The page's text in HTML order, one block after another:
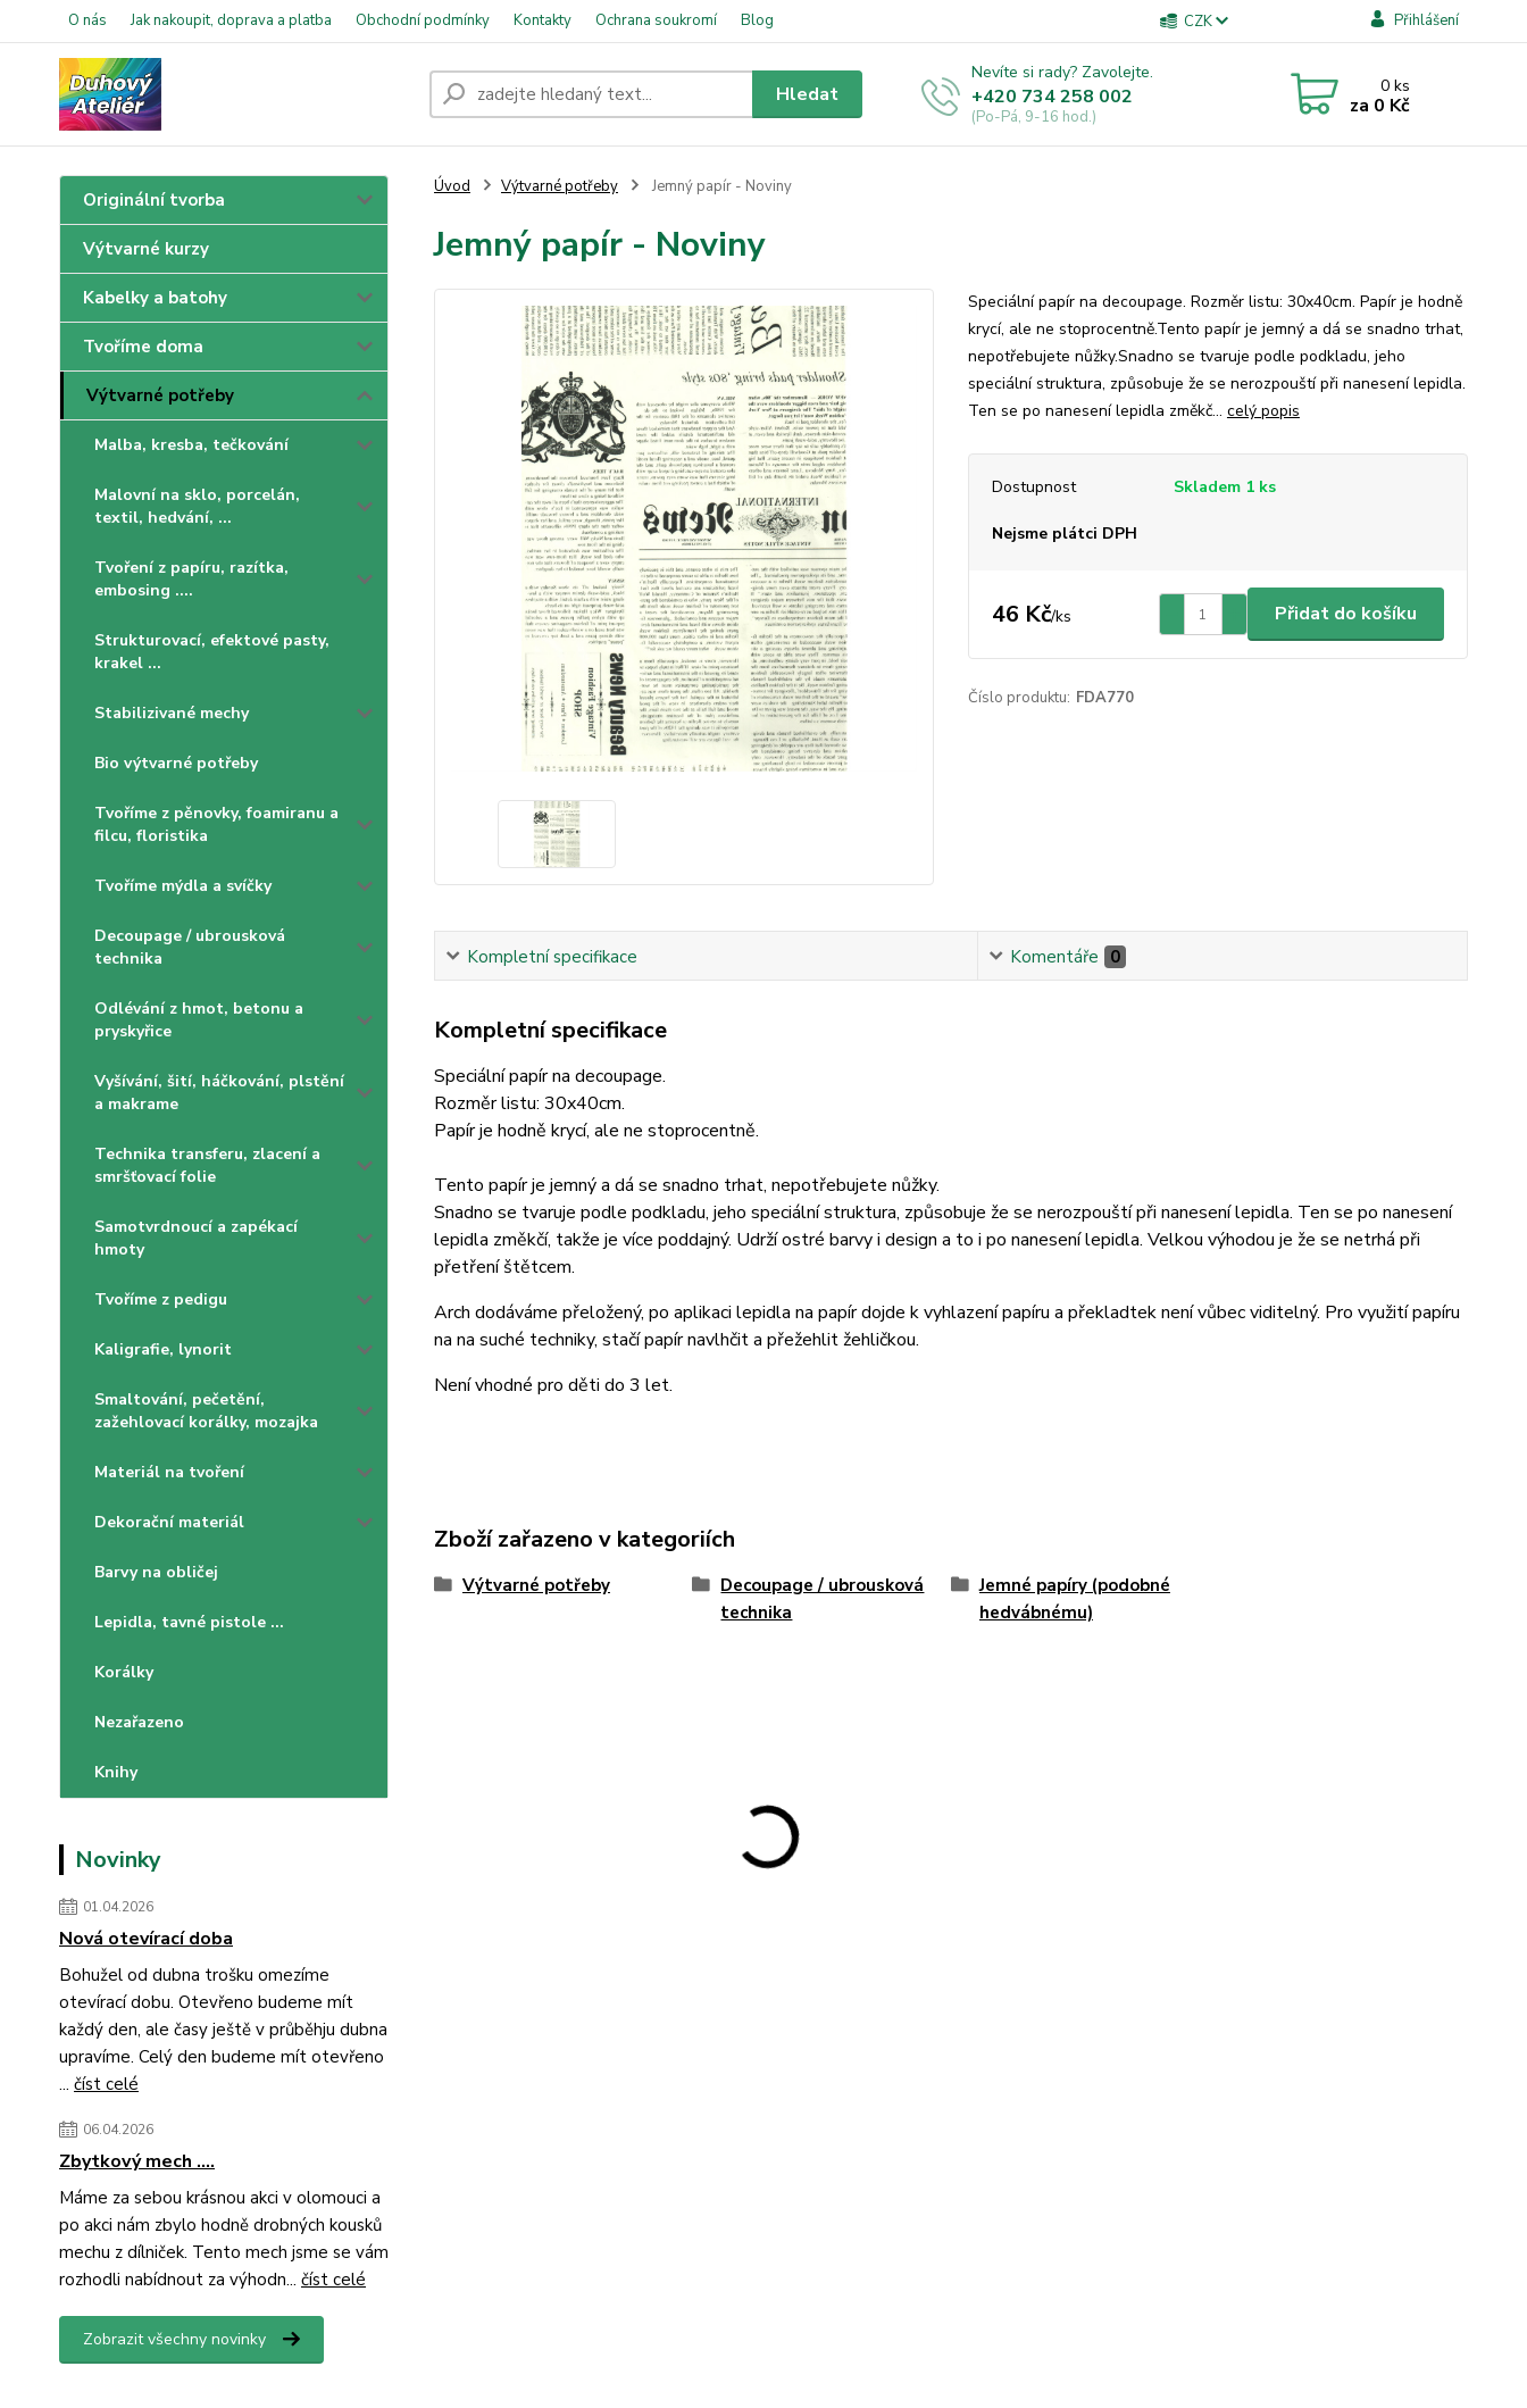
O nás Jak nakoupit, doprava a platba Obchodní podmínky Kontakty Ochrana soukromí Blog CZK Přihlášení
Hledat
Nevíte si rady? Zavolejte.
+420 734 258 002
(Po-Pá, 9-16 hod.)
0ks
za 0 Kč
Originální tvorba
Výtvarné kurzy
Kabelky a batohy
Tvoříme doma
Výtvarné potřeby
Malba, kresba, tečkování
Malovní na sklo, porcelán,
textil, hedvání, ...
Tvoření z papíru, razítka,
embosing ....
Strukturovací, efektové pasty,
krakel ...
Stabilizivané mechy
Bio výtvarné potřeby
Tvoříme z pěnovky, foamiranu a
filcu, floristika
Tvoříme mýdla a svíčky
Decoupage / ubrousková
technika
Odlévání z hmot, betonu a
pryskyřice
Vyšívání, šití, háčkování, plstění
a makrame
Technika transferu, zlacení a
smršťovací folie
Samotvrdnoucí a zapékací
hmoty
Tvoříme z pedigu
Kaligrafie, lynorit
Smaltování, pečetění,
zažehlovací korálky, mozajka
Materiál na tvoření
Dekorační materiál
Barvy na obličej
Lepidla, tavné pistole ...
Korálky
Nezařazeno
Knihy
Novinky
01.04.2026
Nová otevírací doba
Bohužel od dubna trošku omezíme
otevírací dobu. Otevřeno budeme mít
každý den, ale časy ještě v průběhju dubna
upravíme. Celý den budeme mít otevřeno
... číst celé
06.04.2026
Zbytkový mech ....
Máme za sebou krásnou akci v olomouci a
po akci nám zbylo hodně drobných kousků
mechu z dílniček. Tento mech jsme se vám
rozhodli nabídnout za výhodn... číst celé
Zobrazit všechny novinky
Úvod Výtvarné potřeby Jemný papír - Noviny
Jemný papír - Noviny
Speciální papír na decoupage. Rozměr listu: 30x40cm. Papír je hodně
krycí, ale ne stoprocentně.Tento papír je jemný a dá se snadno trhat,
nepotřebujete nůžky.Snadno se tvaruje podle podkladu, jeho
speciální struktura, způsobuje že se nerozpouští při nanesení lepidla.
Ten se po nanesení lepidla změkč... celý popis
Dostupnost Skladem 1 ks
Nejsme plátci DPH
46 Kč/ks Přidat do košíku
Číslo produktu: FDA770
Kompletní specifikace Komentáře 0
Kompletní specifikace
Speciální papír na decoupage.
Rozměr listu: 30x40cm.
Papír je hodně krycí, ale ne stoprocentně.
Tento papír je jemný a dá se snadno trhat, nepotřebujete nůžky.
Snadno se tvaruje podle podkladu, jeho speciální struktura, způsobuje že se nerozpouští při nanesení lepidla. Ten se po nanesení
lepidla změkčí, takže je více poddajný. Udrží ostré barvy i design a to i po nanesení lepidla. Velkou výhodou je že se netrhá při
přetření štětcem.
Arch dodáváme přeložený, po aplikaci lepidla na papír dojde k vyhlazení papíru a překladtek není vůbec viditelný. Pro využití papíru
na na suché techniky, stačí papír navlhčit a přežehlit žehličkou.
Není vhodné pro děti do 3 let.
Zboží zařazeno v kategoriích
Výtvarné potřeby
Decoupage / ubrousková
technika
Jemné papíry (podobné
hedvábnému)